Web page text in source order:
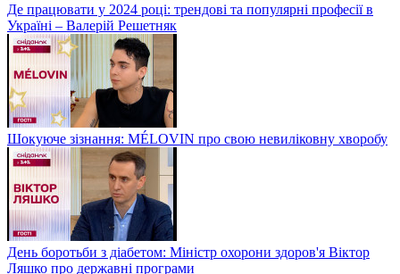
Де працювати у 2024 році: трендові та популярні професії в
Україні – Валерій Решетняк
Шокуюче зізнання: MÉLOVIN про свою невиліковну хворобу
День боротьби з діабетом: Міністр охорони здоров'я Віктор
Ляшко про державні програми